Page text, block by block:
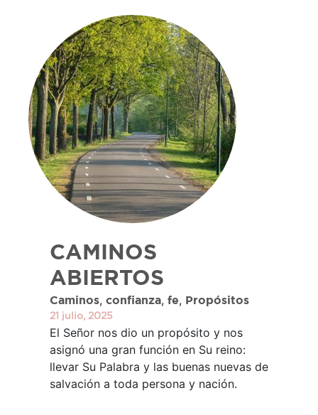
CAMINOS
ABIERTOS
Caminos, confianza, fe, Propósitos
21 julio, 2025
El Señor nos dio un propósito y nos
asignó una gran función en Su reino:
llevar Su Palabra y las buenas nuevas de
salvación a toda persona y nación.